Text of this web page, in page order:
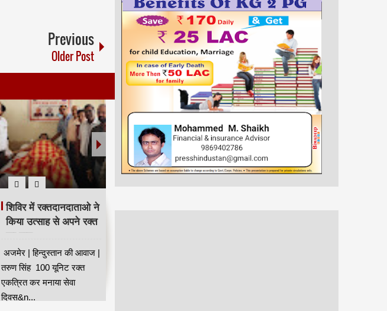
Previous
Older Post
शिविर में रक्तदानदाताओ ने
किया उत्साह से अपने रक्त
का दान
अजमेर | हिन्दुस्तान की आवाज |
तरुण सिंह 100 यूनिट रक्त
एकत्रित कर मनाया सेवा
दिवस&n...